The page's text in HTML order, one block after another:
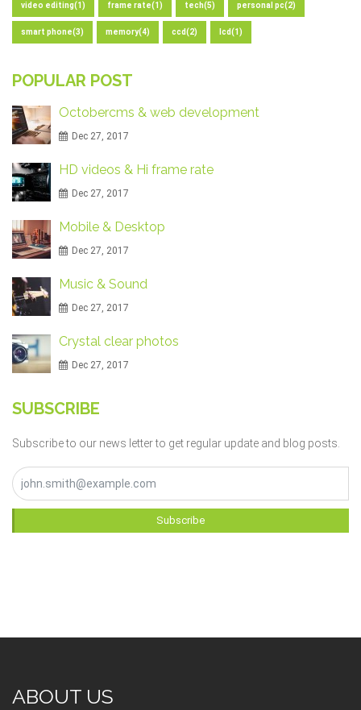
video editing(1) frame rate(1) tech(5) personal pc(2)
smart phone(3) memory(4) ccd(2) lcd(1)
POPULAR POST
Octobercms & web development
Dec 27, 2017
HD videos & Hi frame rate
Dec 27, 2017
Mobile & Desktop
Dec 27, 2017
Music & Sound
Dec 27, 2017
Crystal clear photos
Dec 27, 2017
SUBSCRIBE
Subscribe to our news letter to get regular update and blog posts.
Subscribe
ABOUT US